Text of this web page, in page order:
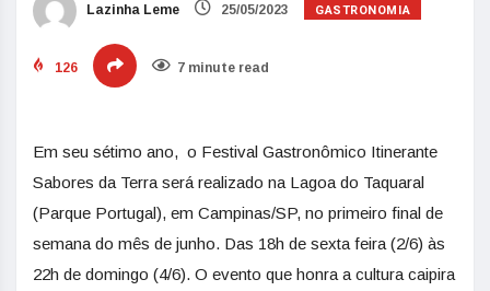
Lazinha Leme 25/05/2023 GASTRONOMIA
126 7 minute read
Em seu sétimo ano, o Festival Gastronômico Itinerante
Sabores da Terra será realizado na Lagoa do Taquaral
(Parque Portugal), em Campinas/SP, no primeiro final de
semana do mês de junho. Das 18h de sexta feira (2/6) às
22h de domingo (4/6). O evento que honra a cultura caipira